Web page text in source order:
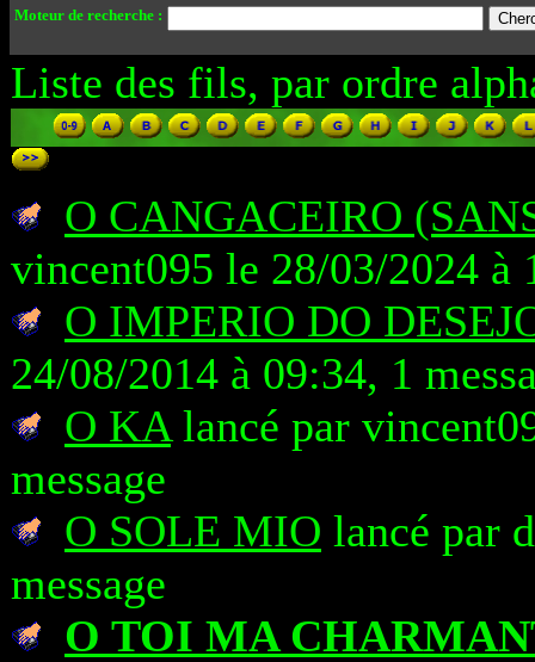
Moteur de recherche :
Liste des fils, par ordre
O CANGACEIRO
vincent095 le 28/03/2024 à
O IMPERIO DO
24/08/2014 à 09:34, 1
O KAlancé par
message
O SOLE MIO lancé par
message
O TOI MA